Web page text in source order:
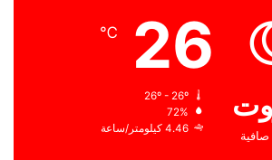
26
℃
72%
4.46 كيلومتر/ساعة